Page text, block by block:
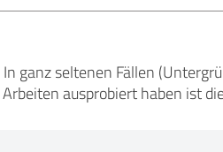
ganz seltenen Fällen
ausprobiert haben ist